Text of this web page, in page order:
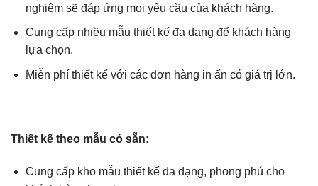
nghiệm sẽ đáp ứng mọi yêu cầu của khách hàng.
Cung cấp nhiều mẫu thiết kế đa dạng để khách hàng
lựa chọn.
Miễn phí thiết kế với các đơn hàng in ấn có giá trị lớn.
Thiết kế theo mẫu có sẵn:
Cung cấp kho mẫu thiết kế đa dạng, phong phú cho